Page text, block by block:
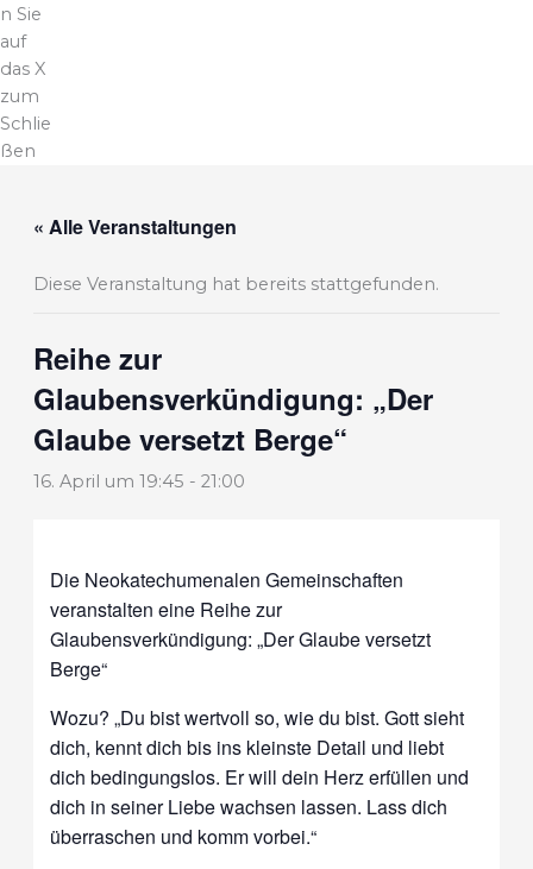
n Sie
auf
das X
zum
Schlie
ßen
« Alle Veranstaltungen
Diese Veranstaltung hat bereits stattgefunden.
Reihe zur
Glaubensverkündigung: „Der
Glaube versetzt Berge“
16. April um 19:45 - 21:00
Die Neokatechumenalen Gemeinschaften
veranstalten eine Reihe zur
Glaubensverkündigung: „Der Glaube versetzt
Berge“
Wozu? „Du bist wertvoll so, wie du bist. Gott sieht
dich, kennt dich bis ins kleinste Detail und liebt
dich bedingungslos. Er will dein Herz erfüllen und
dich in seiner Liebe wachsen lassen. Lass dich
überraschen und komm vorbei.“